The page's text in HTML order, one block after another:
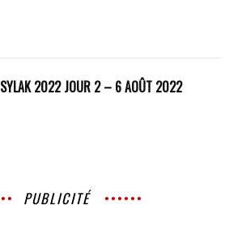
SYLAK 2022 JOUR 2 – 6 AOÛT 2022
PUBLICITÉ